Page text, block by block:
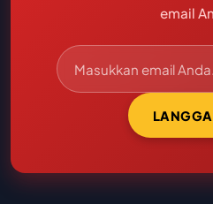
email